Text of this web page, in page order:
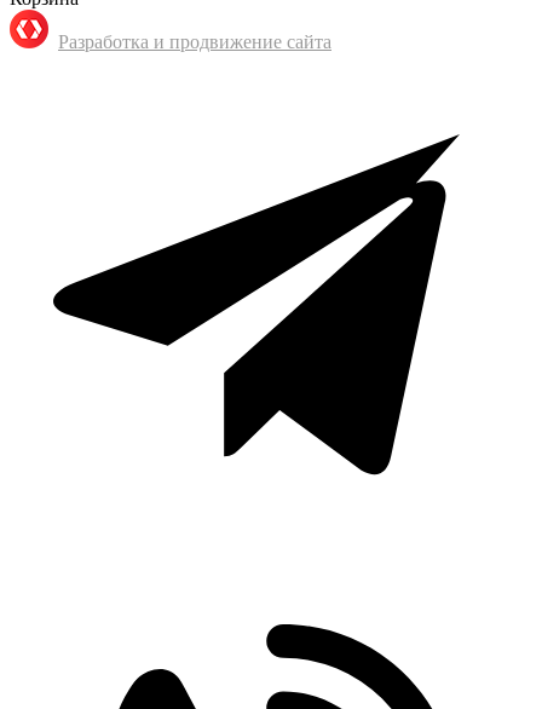
Разработка и продвижение сайта